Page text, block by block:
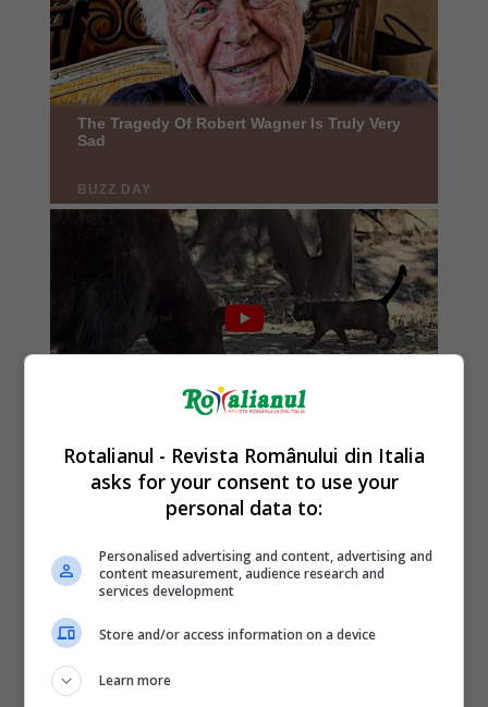
Rotalianul - Revista Românului din Italia
asks for your consent to use your
personal data to:
Personalised advertising and content, advertising and
content measurement, audience research and
services development
Store and/or access information on a device
Learn more